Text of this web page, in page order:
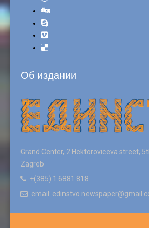
Об издании
Grand Center, 2 Hektoroviceva street,
Zagreb
+(385) 1 6881 818
email: